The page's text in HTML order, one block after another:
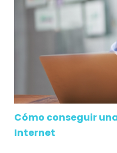
Cómo conseguir
Internet